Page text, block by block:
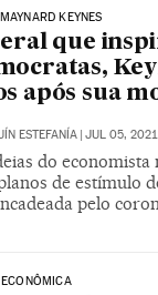
KEYNES
que
após sua
ESTEFANÍA | JUL 05,
do
de estímulo
pelo